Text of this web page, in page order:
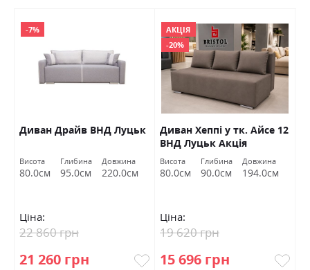
-7%
Диван Драйв ВНД Луцьк
Висота
80.0см
Глибина
95.0см
Довжина
220.0см
Ціна:
21 260 грн
22 860 грн
АКЦІЯ
-20%
Диван Хеппі у тк. Айсе 12
ВНД Луцьк Акція
Висота
80.0см
Глибина
90.0см
Довжина
194.0см
Ціна:
15 696 грн
19 620 грн